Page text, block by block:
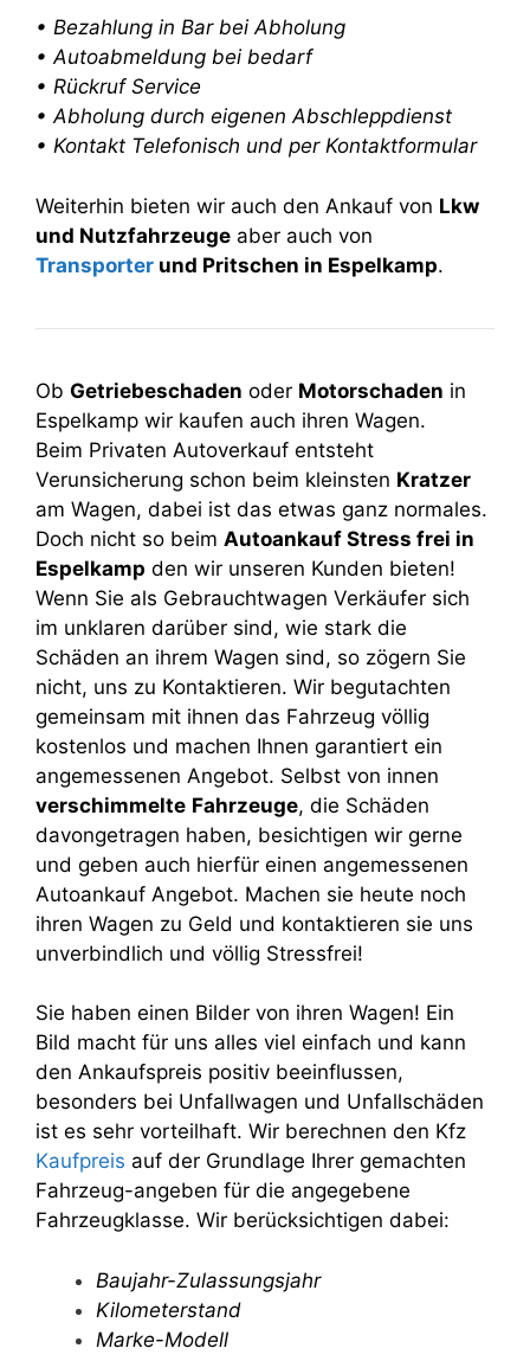
• Bezahlung in Bar bei Abholung
• Autoabmeldung bei bedarf
• Rückruf Service
• Abholung durch eigenen Abschleppdienst
• Kontakt Telefonisch und per Kontaktformular
Weiterhin bieten wir auch den Ankauf von Lkw
und Nutzfahrzeuge aber auch von
Transporter und Pritschen in Espelkamp.
Ob Getriebeschaden oder Motorschaden in
Espelkamp wir kaufen auch ihren Wagen.
Beim Privaten Autoverkauf entsteht
Verunsicherung schon beim kleinsten Kratzer
am Wagen, dabei ist das etwas ganz normales.
Doch nicht so beim Autoankauf Stress frei in
Espelkamp den wir unseren Kunden bieten!
Wenn Sie als Gebrauchtwagen Verkäufer sich
im unklaren darüber sind, wie stark die
Schäden an ihrem Wagen sind, so zögern Sie
nicht, uns zu Kontaktieren. Wir begutachten
gemeinsam mit ihnen das Fahrzeug völlig
kostenlos und machen Ihnen garantiert ein
angemessenen Angebot. Selbst von innen
verschimmelte Fahrzeuge, die Schäden
davongetragen haben, besichtigen wir gerne
und geben auch hierfür einen angemessenen
Autoankauf Angebot. Machen sie heute noch
ihren Wagen zu Geld und kontaktieren sie uns
unverbindlich und völlig Stressfrei!
Sie haben einen Bilder von ihren Wagen! Ein
Bild macht für uns alles viel einfach und kann
den Ankaufspreis positiv beeinflussen,
besonders bei Unfallwagen und Unfallschäden
ist es sehr vorteilhaft. Wir berechnen den Kfz
Kaufpreis auf der Grundlage Ihrer gemachten
Fahrzeug-angeben für die angegebene
Fahrzeugklasse. Wir berücksichtigen dabei:
Baujahr-Zulassungsjahr
Kilometerstand
Marke-Modell